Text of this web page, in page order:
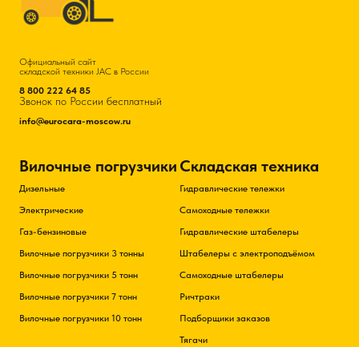
Официальный сайт
складской техники JAC в России
8 800 222 64 85
Звонок по России бесплатный
info@eurocara-moscow.ru
Вилочные погрузчики
Дизельные
Электрические
Газ-бензиновые
Вилочные погрузчики 3 тонны
Вилочные погрузчики 5 тонн
Вилочные погрузчики 7 тонн
Вилочные погрузчики 10 тонн
Складская техника
Гидравлические тележки
Самоходные тележки
Гидравлические штабелеры
Штабелеры с электроподъёмом
Самоходные штабелеры
Ричтраки
Подборщики заказов
Тягачи